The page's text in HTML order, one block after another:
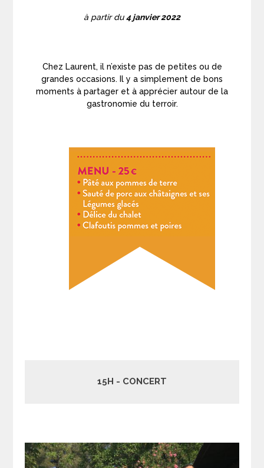
à partir du4 janvier 2022
Chez Laurent, il n’existe pas de petites ou de
grandes occasions. Il y a simplement de bons
moments à partager et à apprécier autour de la
gastronomie du terroir.
15H - CONCERT